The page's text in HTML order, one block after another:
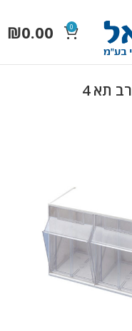
0
₪0.00
רב תא 4